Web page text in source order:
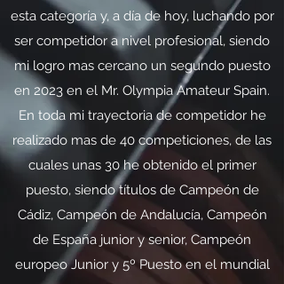
esta categoría y, a día de hoy, luchando por
ser competidor a nivel profesional, siendo
mi logro mas cercano un segundo puesto
en 2023 en el Mr. Olympia Amateur Spain.
En toda mi trayectoria de competidor he
realizado mas de 40 competiciones, de las
cuales unas 30 he obtenido el primer
puesto, siendo títulos de Campeón de
Cádiz, Campeón de Andalucía, Campeón
de España junior y senior, Campeón
europeo Junior y 5º Puesto en el mundial